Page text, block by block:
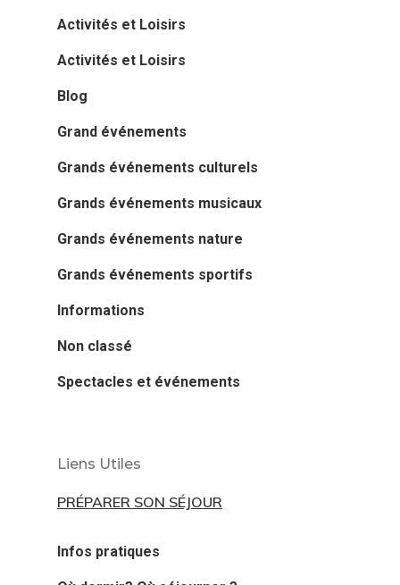
Activités et Loisirs
Activités et Loisirs
Blog
Grand événements
Grands événements culturels
Grands événements musicaux
Grands événements nature
Grands événements sportifs
Informations
Non classé
Spectacles et événements
Liens Utiles
PRÉPARER SON SÉJOUR
Infos pratiques